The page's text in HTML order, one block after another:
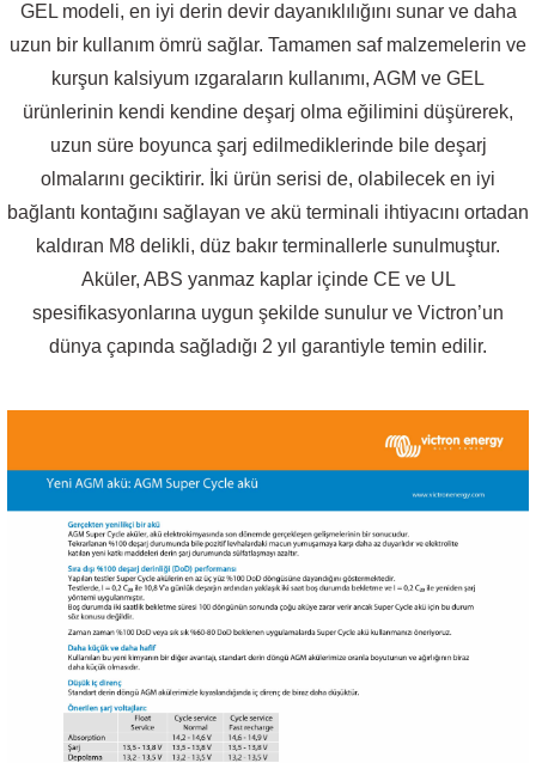
GEL modeli, en iyi derin devir dayanıklılığını sunar ve daha
uzun bir kullanım ömrü sağlar. Tamamen saf malzemelerin ve
kurşun kalsiyum ızgaraların kullanımı, AGM ve GEL
ürünlerinin kendi kendine deşarj olma eğilimini düşürerek,
uzun süre boyunca şarj edilmediklerinde bile deşarj
olmalarını geciktirir. İki ürün serisi de, olabilecek en iyi
bağlantı kontağını sağlayan ve akü terminali ihtiyacını ortadan
kaldıran M8 delikli, düz bakır terminallerle sunulmuştur.
Aküler, ABS yanmaz kaplar içinde CE ve UL
spesifikasyonlarına uygun şekilde sunulur ve Victron’un
dünya çapında sağladığı 2 yıl garantiyle temin edilir.